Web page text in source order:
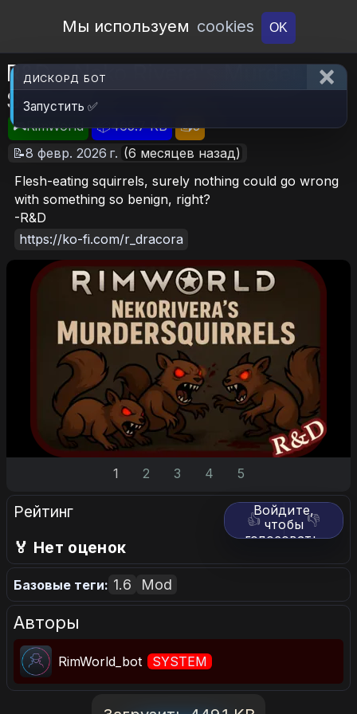
Open Workshop
Мы используем cookies OK
R&D - Neko Rivera's Murder
Squirrels
🎮RimWorld 📦465.7 KB
📥5
📝8 февр. 2026 г. (6 месяцев назад)
Flesh-eating squirrels, surely nothing could go wrong
with something so benign, right?
-R&D
https://ko-fi.com/r_dracora
1 2 3 4 5
Рейтинг 👍 👎
Войдите,
чтобы
голосовать.
🏅 Нет оценок
Базовые теги: 1.6 Mod
Авторы
RimWorld_bot SYSTEM
ДИСКОРД БОТ
Запустить ✅